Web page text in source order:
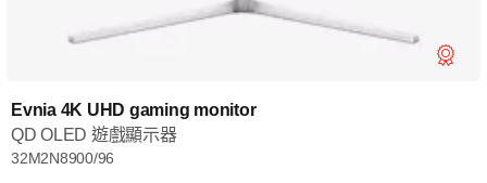
Evnia 4K UHD gaming monitor
QD OLED 遊戲顯示器
32M2N8900/96